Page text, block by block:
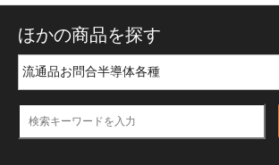
ほかの商品を探す